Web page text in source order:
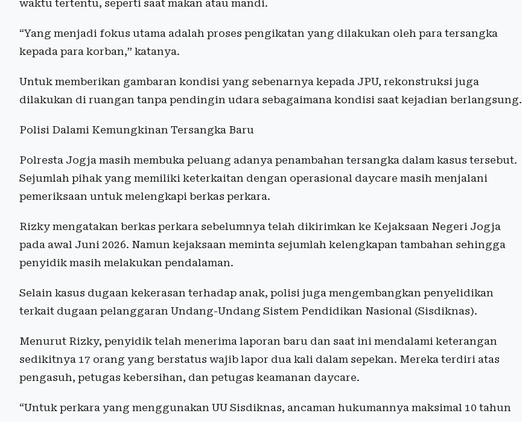
waktu tertentu, seperti saat makan atau mandi.
“Yang menjadi fokus utama adalah proses pengikatan yang dilakukan oleh para tersangka
kepada para korban,” katanya.
Untuk memberikan gambaran kondisi yang sebenarnya kepada JPU, rekonstruksi juga
dilakukan di ruangan tanpa pendingin udara sebagaimana kondisi saat kejadian berlangsung.
Polisi Dalami Kemungkinan Tersangka Baru
Polresta Jogja masih membuka peluang adanya penambahan tersangka dalam kasus tersebut.
Sejumlah pihak yang memiliki keterkaitan dengan operasional daycare masih menjalani
pemeriksaan untuk melengkapi berkas perkara.
Rizky mengatakan berkas perkara sebelumnya telah dikirimkan ke Kejaksaan Negeri Jogja
pada awal Juni 2026. Namun kejaksaan meminta sejumlah kelengkapan tambahan sehingga
penyidik masih melakukan pendalaman.
Selain kasus dugaan kekerasan terhadap anak, polisi juga mengembangkan penyelidikan
terkait dugaan pelanggaran Undang-Undang Sistem Pendidikan Nasional (Sisdiknas).
Menurut Rizky, penyidik telah menerima laporan baru dan saat ini mendalami keterangan
sedikitnya 17 orang yang berstatus wajib lapor dua kali dalam sepekan. Mereka terdiri atas
pengasuh, petugas kebersihan, dan petugas keamanan daycare.
“Untuk perkara yang menggunakan UU Sisdiknas, ancaman hukumannya maksimal 10 tahun